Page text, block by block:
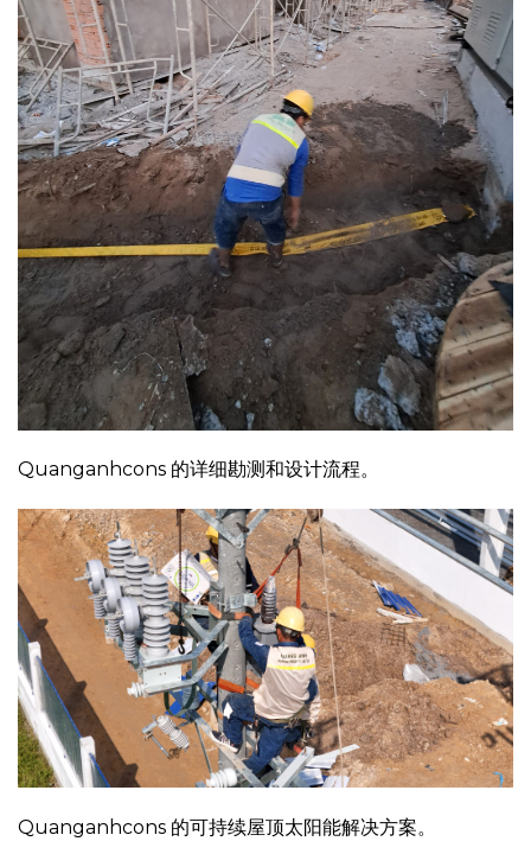
Quanganhcons 的详细勘测和设计流程。
Quanganhcons 的可持续屋顶太阳能解决方案。